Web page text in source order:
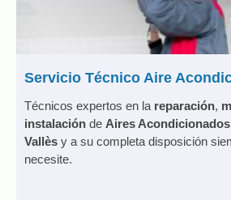
Servicio Técnico Aire
Técnicos expertos en la reparación,
instalación de Aires Acondicionados
Vallès y a su completa disposición
necesite.